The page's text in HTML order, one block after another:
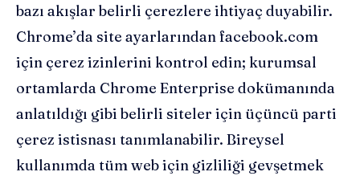
bazı akışlar belirli çerezlere ihtiyaç duyabilir.
Chrome’da site ayarlarından facebook.com
için çerez izinlerini kontrol edin; kurumsal
ortamlarda Chrome Enterprise dokümanında
anlatıldığı gibi belirli siteler için üçüncü parti
çerez istisnası tanımlanabilir. Bireysel
kullanımda tüm web için gizliliği gevşetmek